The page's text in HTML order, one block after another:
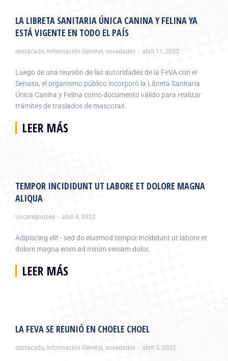
LA LIBRETA SANITARIA ÚNICA CANINA Y FELINA YA
ESTÁ VIGENTE EN TODO EL PAÍS
destacada, Información General , novedades abril 11, 2022
Luego de una reunión de las autoridades de la FeVA con el
Senasa, el organismo público incorporó la Libreta Sanitaria
Única Canina y Felina como documento válido para realizar
trámites de traslados de mascotas.
LEER MÁS
TEMPOR INCIDIDUNT UT LABORE ET DOLORE MAGNA
ALIQUA
Uncategorized abril 8, 2022
Adipiscing elit - sed do eiusmod tempor incididunt ut labore et
dolore magna enim ad minim veniam dolor.
LEER MÁS
LA FEVA SE REUNIÓ EN CHOELE CHOEL
destacada, Información General , novedades abril 5, 2022